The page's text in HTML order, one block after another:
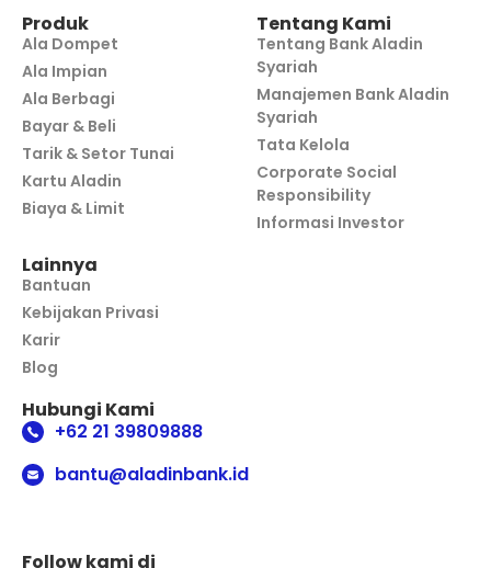
Produk
Ala Dompet
Ala Impian
Ala Berbagi
Bayar & Beli
Tarik & Setor Tunai
Kartu Aladin
Biaya & Limit
Tentang Kami
Tentang Bank Aladin
Syariah
Manajemen Bank Aladin
Syariah
Tata Kelola
Corporate Social
Responsibility
Informasi Investor
Lainnya
Bantuan
Kebijakan Privasi
Karir
Blog
Hubungi Kami
+62 21 39809888
bantu@aladinbank.id
Follow kami di